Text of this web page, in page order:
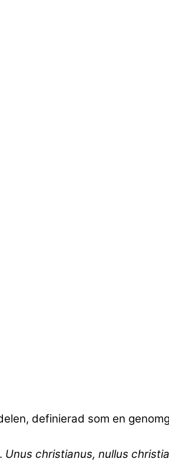
definierad som en
Unus christianus, nullus